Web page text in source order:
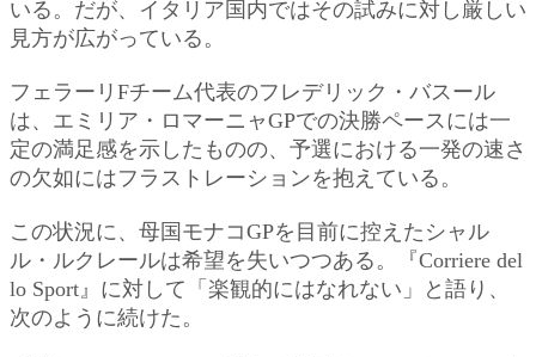
いる。だが、イタリア国内ではその試みに対し厳しい
見方が広がっている。
フェラーリFチーム代表のフレデリック・バスール
は、エミリア・ロマーニャGPでの決勝ペースには一
定の満足感を示したものの、予選における一発の速さ
の欠如にはフラストレーションを抱えている。
この状況に、母国モナコGPを目前に控えたシャル
ル・ルクレールは希望を失いつつある。『Corriere del
lo Sport』に対して「楽観的にはなれない」と語り、
次のように続けた。